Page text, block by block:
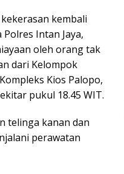
kembali
Intan Jaya,
oleh orang tak
dari Kelompok
Kios Palopo,
pukul 18.45 WIT.
telinga kanan dan
perawatan